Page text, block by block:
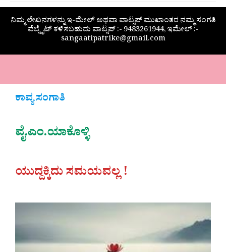
ನಿಮ್ಮ ಲೇಖನಗಳನ್ನು ಇ-ಮೇಲ್ ಅಥವಾ ವಾಟ್ಸಪ್ ಮುಖಾಂತರ ನಮ್ಮ ಸಂಗತಿ
ವೆಬ್ಸೈಟ್ ಕಳಿಸಬಹುದು ವಾಟ್ಸಪ್‌ :- 9483261944, ಇಮೇಲ್ :-
sangaatipatrike@gmail.com
ಕಾವ್ಯ ಸಂಗಾತಿ
ವೈ.ಎಂ.ಯಾಕೊಳ್ಳಿ‌
ಯುದ್ದಕ್ಕಿದು ಸಮಯವಲ್ಲ !